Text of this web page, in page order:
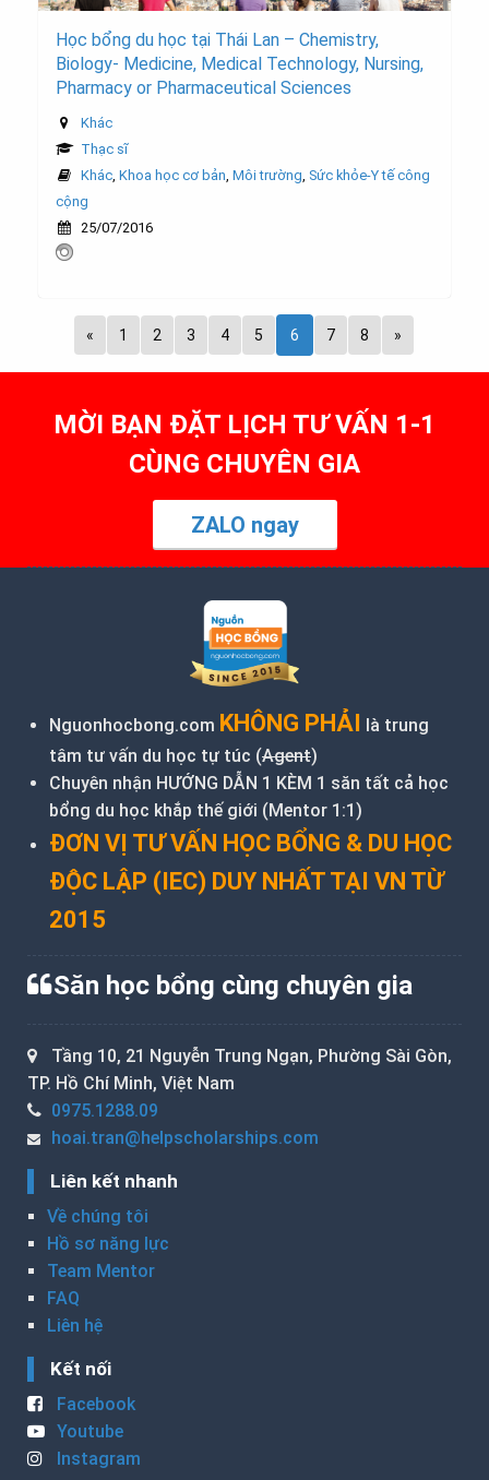
Học bổng du học tại Thái Lan – Chemistry,
Biology- Medicine, Medical Technology, Nursing,
Pharmacy or Pharmaceutical Sciences
Khác
Thạc sĩ
Khác, Khoa học cơ bản, Môi trường, Sức khỏe-Y tế công
cộng
25/07/2016
« 1 2 3 4 5 6 7 8 »
MỜI BẠN ĐẶT LỊCH TƯ VẤN 1-1
CÙNG CHUYÊN GIA
ZALO ngay
Nguonhocbong.com KHÔNG PHẢI là trung
tâm tư vấn du học tự túc (Agent)
Chuyên nhận HƯỚNG DẪN 1 KÈM 1 săn tất cả học
bổng du học khắp thế giới (Mentor 1:1)
ĐƠN VỊ TƯ VẤN HỌC BỔNG & DU HỌC
ĐỘC LẬP (IEC) DUY NHẤT TẠI VN TỪ
2015
Săn học bổng cùng chuyên gia
Tầng 10, 21 Nguyễn Trung Ngạn, Phường Sài Gòn,
TP. Hồ Chí Minh, Việt Nam
0975.1288.09
hoai.tran@helpscholarships.com
Liên kết nhanh
Về chúng tôi
Hồ sơ năng lực
Team Mentor
FAQ
Liên hệ
Kết nối
Facebook
Youtube
Instagram